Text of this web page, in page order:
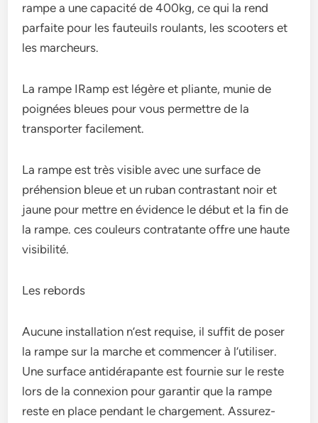
rampe a une capacité de 400kg, ce qui la rend
parfaite pour les fauteuils roulants, les scooters et
les marcheurs.
La rampe IRamp est légère et pliante, munie de
poignées bleues pour vous permettre de la
transporter facilement.
La rampe est très visible avec une surface de
préhension bleue et un ruban contrastant noir et
jaune pour mettre en évidence le début et la fin de
la rampe. ces couleurs contratante offre une haute
visibilité.
Les rebords
Aucune installation n’est requise, il suffit de poser
la rampe sur la marche et commencer à l’utiliser.
Une surface antidérapante est fournie sur le reste
lors de la connexion pour garantir que la rampe
reste en place pendant le chargement. Assurez-